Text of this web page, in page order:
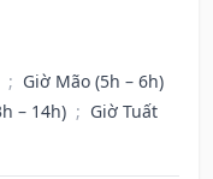
; Giờ Mão (5h – 6h)
– 14h) ; Giờ Tuất